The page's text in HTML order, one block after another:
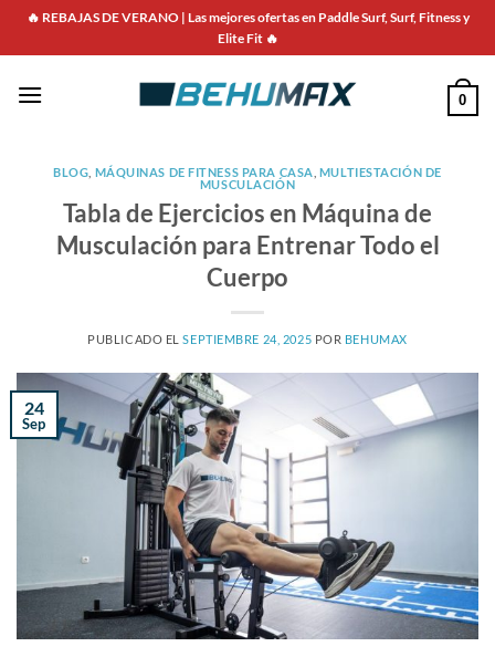
Saltar🔥 REBAJAS DE VERANO | Las mejores ofertas en Paddle Surf, Surf, Fitness y
Elite Fit 🔥
0
BLOG MÁQUINAS DE FITNESS PARA CASA MULTIESTACIÓN DE
MUSCULACIÓN
Tabla de Ejercicios en Máquina de
Musculación para Entrenar Todo el
Cuerpo
PUBLICADO ELSEPTIEMBRE 24, 2025 POR BEHUMAX
24
Sep